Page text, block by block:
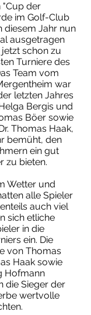
"Cup der
im Golf-Club
diesem Jahr nun
ausgetragen
schon zu
Turniere des
Team vom
war
letzten Jahres
Bergis und
Böer sowie
Thomas Haak,
bemüht, den
ein gut
zu bieten.
Wetter und
alle Spieler
auch viel
sich etliche
in die
ein. Die
von Thomas
Haak sowie
Hofmann
die Sieger der
wertvolle